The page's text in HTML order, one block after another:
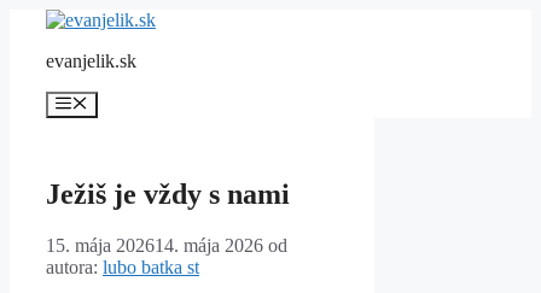
Preskočiť
obsahevanjelik.sk
Menu
Ježiš je vždy s nami
15. mája 202614. mája 2026 od
autora: lubo batka st